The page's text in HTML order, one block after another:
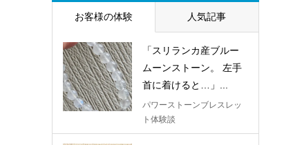
お客様の体験 人気記事
「スリランカ産ブルー
ムーンストーン。 左手
首に着けると…」...
パワーストーンブレスレッ
ト体験談